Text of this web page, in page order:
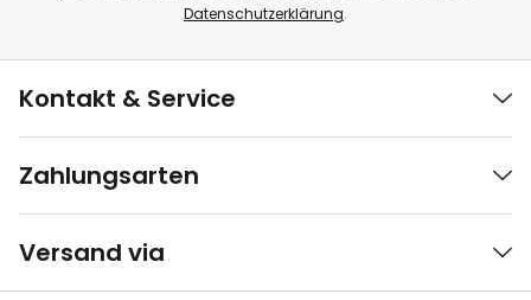
Datenschutzerklärung.
Kontakt & Service
Zahlungsarten
Versand via